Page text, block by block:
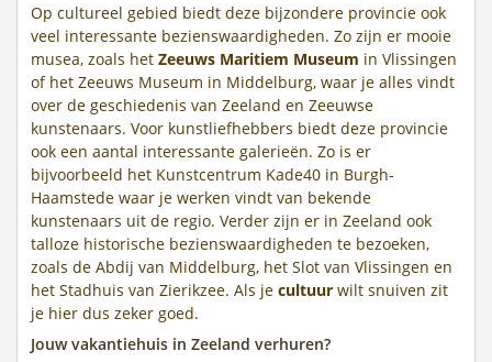
Op cultureel gebied biedt deze bijzondere provincie ook
veel interessante bezienswaardigheden. Zo zijn er mooie
musea, zoals het Zeeuws Maritiem Museum in Vlissingen
of het Zeeuws Museum in Middelburg, waar je alles vindt
over de geschiedenis van Zeeland en Zeeuwse
kunstenaars. Voor kunstliefhebbers biedt deze provincie
ook een aantal interessante galerieën. Zo is er
bijvoorbeeld het Kunstcentrum Kade40 in Burgh-
Haamstede waar je werken vindt van bekende
kunstenaars uit de regio. Verder zijn er in Zeeland ook
talloze historische bezienswaardigheden te bezoeken,
zoals de Abdij van Middelburg, het Slot van Vlissingen en
het Stadhuis van Zierikzee. Als je cultuur wilt snuiven zit
je hier dus zeker goed.
Jouw vakantiehuis in Zeeland verhuren?